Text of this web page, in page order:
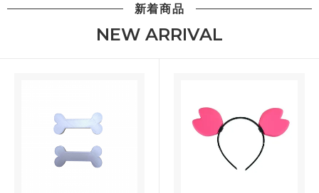
新着商品
NEW ARRIVAL